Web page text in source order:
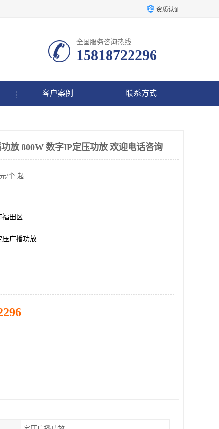
资质认证
全国服务咨询热线:
15818722296
客户案例 联系方式
放 800W 数字IP定压功放 欢迎电话咨询
/个 起
福田区
压广播功放